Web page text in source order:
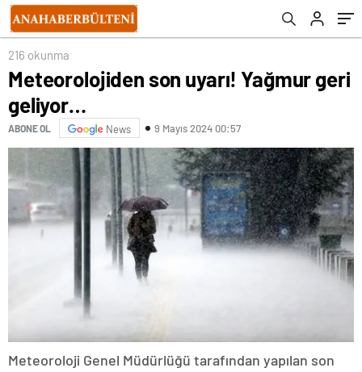
216 okunma
Meteorolojiden son uyarı! Yağmur geri
geliyor…
ABONE OL News 9 Mayıs 2024 00:57
Meteoroloji Genel Müdürlüğü tarafından yapılan son